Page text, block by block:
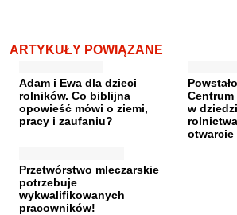
ARTYKUŁY POWIĄZANE
Adam i Ewa dla dzieci
rolników. Co biblijna
opowieść mówi o ziemi,
pracy i zaufaniu?
w
otwarcie
Przetwórstwo mleczarskie
potrzebuje
wykwalifikowanych
pracowników!